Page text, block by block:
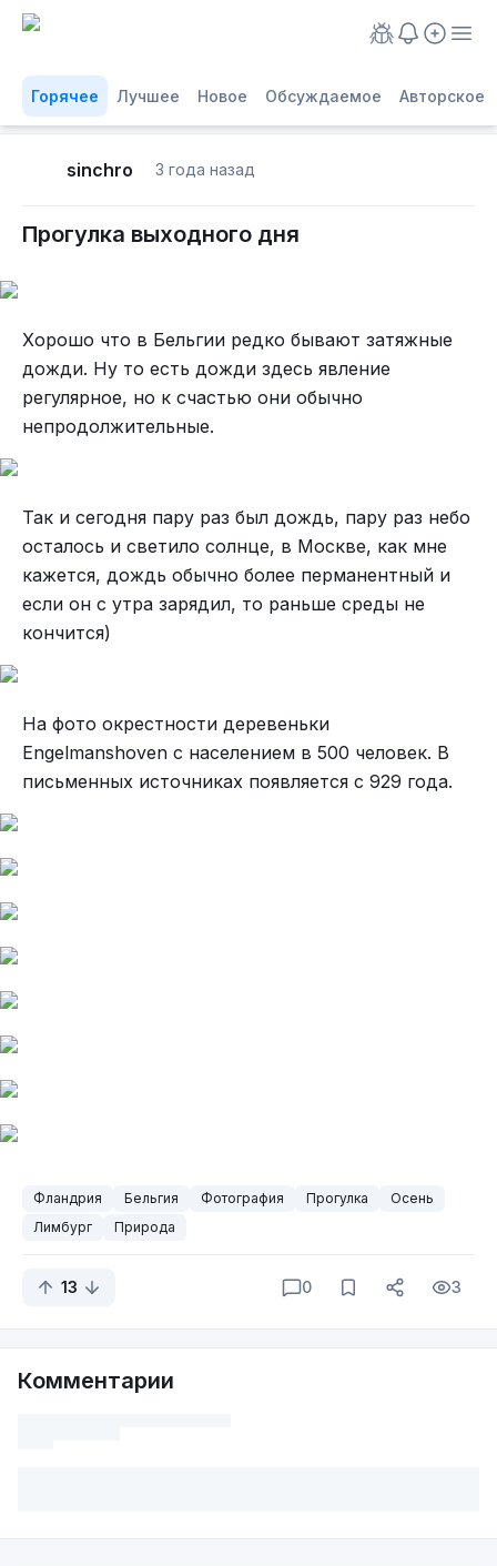
Горячее Лучшее Новое Обсуждаемое Авторское
sinchro 3 года назад
Прогулка выходного дня
Хорошо что в Бельгии редко бывают затяжные
дожди. Ну то есть дожди здесь явление
регулярное, но к счастью они обычно
непродолжительные.
Так и сегодня пару раз был дождь, пару раз небо
осталось и светило солнце, в Москве, как мне
кажется, дождь обычно более перманентный и
если он с утра зарядил, то раньше среды не
кончится)
На фото окрестности деревеньки
Engelmanshoven с населением в 500 человек. В
письменных источниках появляется с 929 года.
Фландрия Бельгия Фотография Прогулка
Осень
Лимбург
Природа
13 0 3
Комментарии